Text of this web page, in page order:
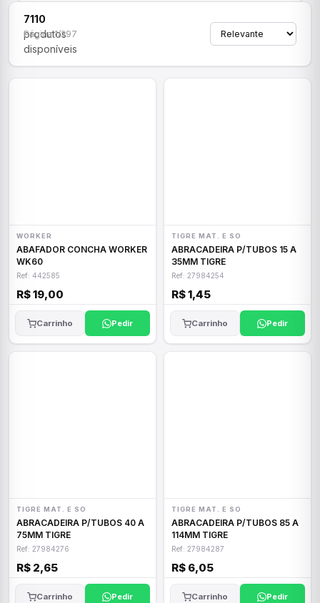
7110
produtos
disponíveis
Página 1/297
WORKER
ABAFADOR CONCHA WORKER
WK60
Ref: 442585
R$ 19,00
Carrinho Pedir
TIGRE MAT. E SO
ABRACADEIRA P/TUBOS 15 A
35MM TIGRE
Ref: 27984254
R$ 1,45
Carrinho Pedir
TIGRE MAT. E SO
ABRACADEIRA P/TUBOS 40 A
75MM TIGRE
Ref: 27984276
R$ 2,65
Carrinho Pedir
TIGRE MAT. E SO
ABRACADEIRA P/TUBOS 85 A
114MM TIGRE
Ref: 27984287
R$ 6,05
Carrinho Pedir